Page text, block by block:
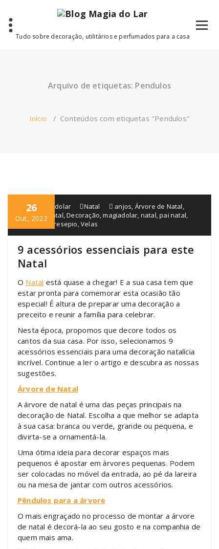
conteúdoTudo sobre decoração, utilitários e perfumados para a casa
Arquivo de etiquetas: Pendulos
Início / Conteúdos com etiquetas "Pendulos"
26
Out, 2022
blogmagiadolar Natal anjos Árvore de Natal
Coroa de Natal ,Decoração ,magiadolar natal ,pai natal
Pendulos, Presepio ,Velas
9 acessórios essenciais para este
Natal
O Natal está quase a chegar! E a sua casa tem que
estar pronta para comemorar esta ocasião tão
especial! É altura de preparar uma decoração a
preceito e reunir a família para celebrar.
Nesta época, propomos que decore todos os
cantos da sua casa. Por isso, selecionamos 9
acessórios essenciais para uma decoração natalícia
incrível. Continue a ler o artigo e descubra as nossas
sugestões.
Árvore de Natal
A árvore de natal é uma das peças principais na
decoração de Natal. Escolha a que melhor se adapta
à sua casa: branca ou verde, grande ou pequena, e
divirta-se a ornamentá-la.
Uma ótima ideia para decorar espaços mais
pequenos é apostar em árvores pequenas. Podem
ser colocadas no móvel da entrada, ao pé da lareira
ou na mesa de jantar com outros acessórios.
Pêndulos para a árvore
O mais engraçado no processo de montar a árvore
de natal é decorá-la ao seu gosto e na companhia de
quem mais ama.